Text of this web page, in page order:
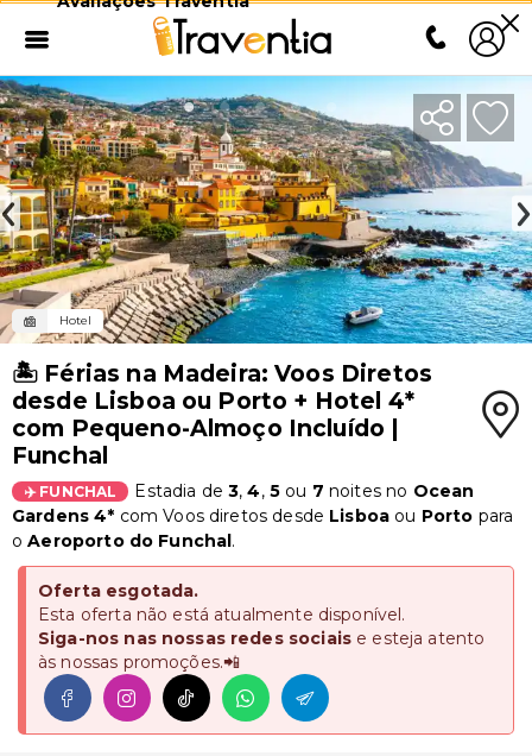
Hotel
🏝️ Férias na Madeira: Voos Diretos
desde Lisboa ou Porto + Hotel 4*
com Pequeno-Almoço Incluído |
Funchal
✈️ FUNCHAL Estadia de3,4, 5 ou 7 noites no Ocean
Gardens 4* com Voos diretos desde Lisboa ou Porto para
oAeroporto do Funchal.
Oferta esgotada.
Esta oferta não está atualmente disponível.
Siga-nos nas nossas redes sociaise esteja atento
às nossas promoções.📲